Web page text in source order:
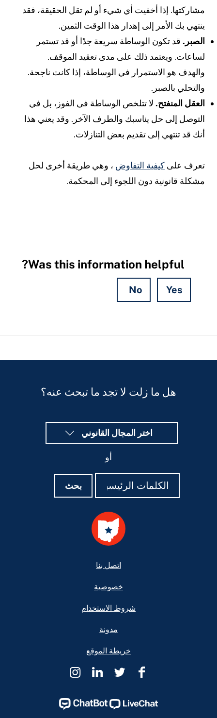
مشاركتها. إذا أخفيت أي شيء أو لم تقل الحقيقة، فقد
ينتهي بك الأمر إلى إهدار هذا الوقت الثمين.
الصبر.قد تكون الوساطة سريعة جدًا أو قد تستمر
لساعات. ويعتمد ذلك على مدى تعقيد الموقف.
والهدف هو الاستمرار في الوساطة، إذا كانت ناجحة.
والتحلي بالصبر.
العقل المنفتح.لا تتلخص الوساطة في الفوز، بل في
التوصل إلى حل يناسبك والطرف الآخر. وقد يعني هذا
أنك قد تنتهي إلى تقديم بعض التنازلات.
تعرف على كيفية التفاوض ، وهي طريقة أخرى لحل
مشكلة قانونية دون اللجوء إلى المحكمة.
Was this information helpful?
Yes
No
هل ما زلت لا تجد ما تبحث عنه؟
اختر المجال القانوني
أو
بحث
اتصل بنا
خصوصية
شروط الاستخدام
مدونة
خريطة الموقع
Ohio
Help
Ohio
Help
Ohio
Help
Ohio
Help